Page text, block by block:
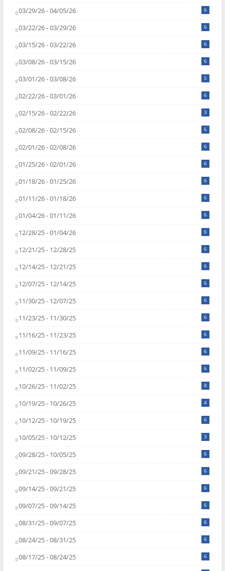
03/29/26 - 04/05/26 6
03/22/26 - 03/29/26 6
03/15/26 - 03/22/26 6
03/08/26 - 03/15/26 6
03/01/26 - 03/08/26 5
02/22/26 - 03/01/26 6
02/15/26 - 02/22/26 3
02/08/26 - 02/15/26 6
02/01/26 - 02/08/26 6
01/25/26 - 02/01/26 6
01/18/26 - 01/25/26 6
01/11/26 - 01/18/26 6
01/04/26 - 01/11/26 6
12/28/25 - 01/04/26 6
12/21/25 - 12/28/25 6
12/14/25 - 12/21/25 6
12/07/25 - 12/14/25 6
11/30/25 - 12/07/25 6
11/23/25 - 11/30/25 6
11/16/25 - 11/23/25 6
11/09/25 - 11/16/25 6
11/02/25 - 11/09/25 6
10/26/25 - 11/02/25 8
10/19/25 - 10/26/25 4
10/12/25 - 10/19/25 6
10/05/25 - 10/12/25 3
09/28/25 - 10/05/25 6
09/21/25 - 09/28/25 6
09/14/25 - 09/21/25 6
09/07/25 - 09/14/25 6
08/31/25 - 09/07/25 6
08/24/25 - 08/31/25 6
08/17/25 - 08/24/25 6